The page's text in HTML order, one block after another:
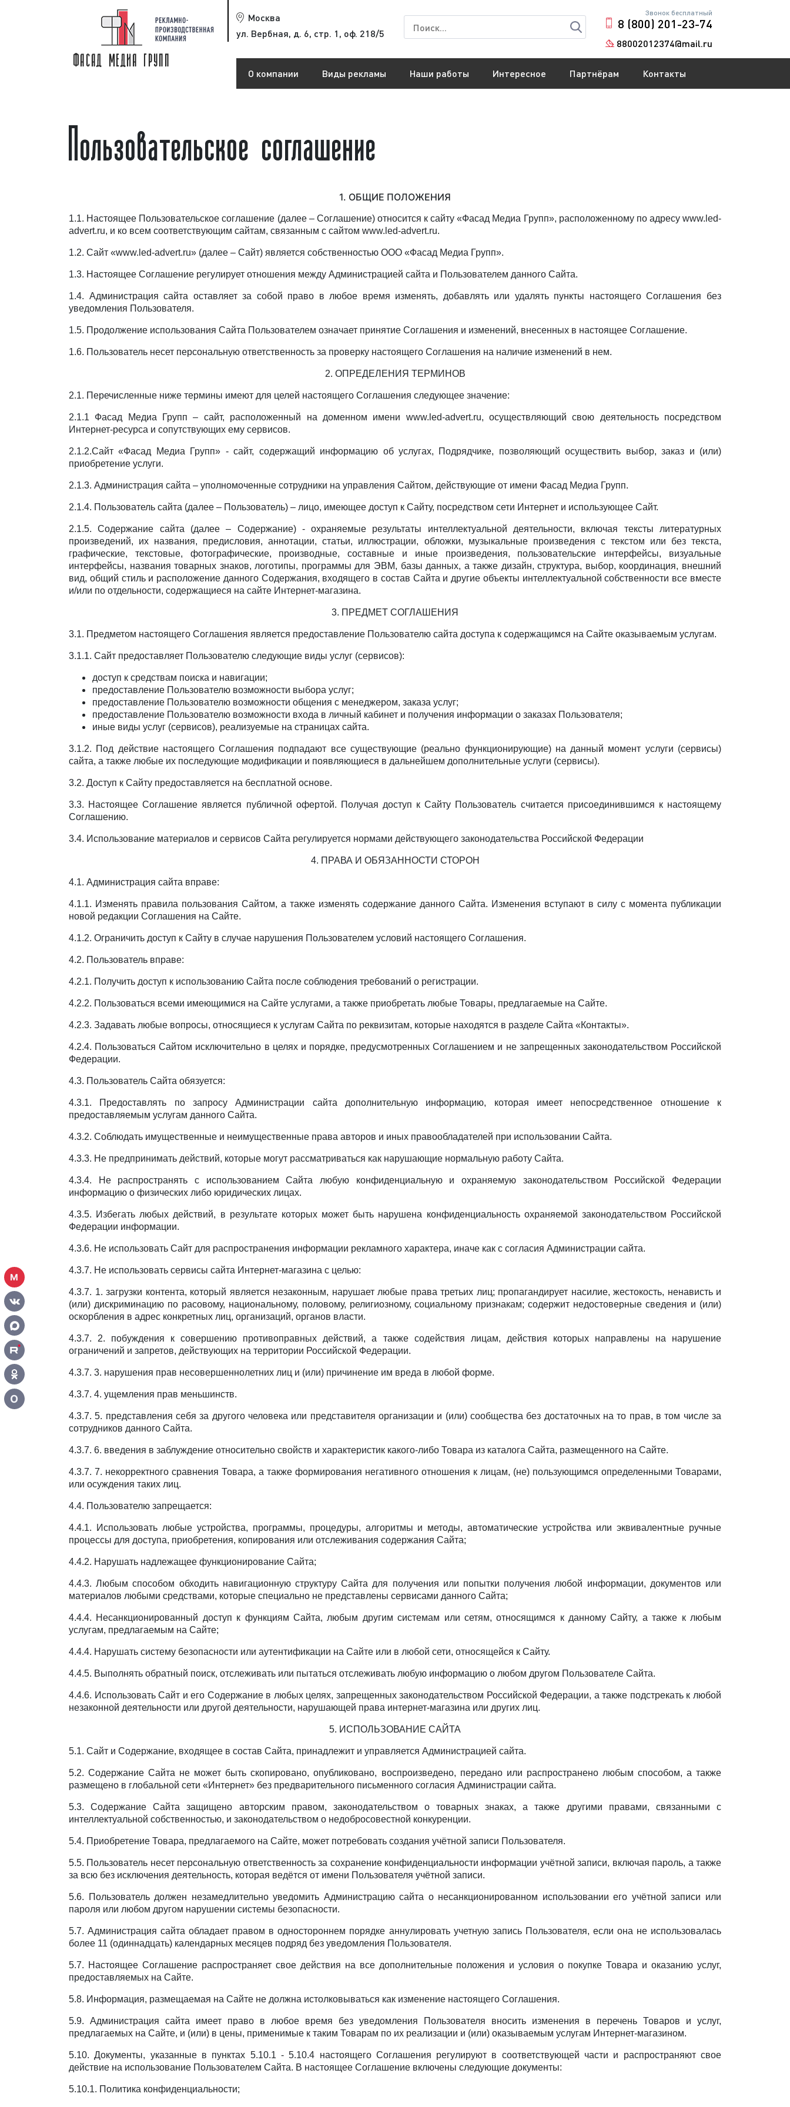
Москва
ул. Вербная, д. 6, стр. 1, оф. 218/5
Звонок бесплатный
8 (800) 201-23-74
88002012374@mail.ru
О компании Виды рекламы Наши работы Интересное Партнёрам Контакты
Пользовательское соглашение
1. ОБЩИЕ ПОЛОЖЕНИЯ
1.1. Настоящее Пользовательское соглашение (далее – Соглашение) относится к сайту «Фасад Медиа Групп», расположенному по адресу www.led-
advert.ru, и ко всем соответствующим сайтам, связанным с сайтом www.led-advert.ru.
1.2. Сайт «www.led-advert.ru» (далее – Сайт) является собственностью ООО «Фасад Медиа Групп».
1.3. Настоящее Соглашение регулирует отношения между Администрацией сайта и Пользователем данного Сайта.
1.4. Администрация сайта оставляет за собой право в любое время изменять, добавлять или удалять пункты настоящего Соглашения без
уведомления Пользователя.
1.5. Продолжение использования Сайта Пользователем означает принятие Соглашения и изменений, внесенных в настоящее Соглашение.
1.6. Пользователь несет персональную ответственность за проверку настоящего Соглашения на наличие изменений в нем.
2. ОПРЕДЕЛЕНИЯ ТЕРМИНОВ
2.1. Перечисленные ниже термины имеют для целей настоящего Соглашения следующее значение:
2.1.1 Фасад Медиа Групп – сайт, расположенный на доменном имени www.led-advert.ru, осуществляющий свою деятельность посредством
Интернет-ресурса и сопутствующих ему сервисов.
2.1.2.Сайт «Фасад Медиа Групп» - сайт, содержащий информацию об услугах, Подрядчике, позволяющий осуществить выбор, заказ и (или)
приобретение услуги.
2.1.3. Администрация сайта – уполномоченные сотрудники на управления Сайтом, действующие от имени Фасад Медиа Групп.
2.1.4. Пользователь сайта (далее – Пользователь) – лицо, имеющее доступ к Сайту, посредством сети Интернет и использующее Сайт.
2.1.5. Содержание сайта (далее – Содержание) - охраняемые результаты интеллектуальной деятельности, включая тексты литературных
произведений, их названия, предисловия, аннотации, статьи, иллюстрации, обложки, музыкальные произведения с текстом или без текста,
графические, текстовые, фотографические, производные, составные и иные произведения, пользовательские интерфейсы, визуальные
интерфейсы, названия товарных знаков, логотипы, программы для ЭВМ, базы данных, а также дизайн, структура, выбор, координация, внешний
вид, общий стиль и расположение данного Содержания, входящего в состав Сайта и другие объекты интеллектуальной собственности все вместе
и/или по отдельности, содержащиеся на сайте Интернет-магазина.
3. ПРЕДМЕТ СОГЛАШЕНИЯ
3.1. Предметом настоящего Соглашения является предоставление Пользователю сайта доступа к содержащимся на Сайте оказываемым услугам.
3.1.1. Сайт предоставляет Пользователю следующие виды услуг (сервисов):
доступ к средствам поиска и навигации;
предоставление Пользователю возможности выбора услуг;
предоставление Пользователю возможности общения с менеджером, заказа услуг;
предоставление Пользователю возможности входа в личный кабинет и получения информации о заказах Пользователя;
иные виды услуг (сервисов), реализуемые на страницах сайта.
3.1.2. Под действие настоящего Соглашения подпадают все существующие (реально функционирующие) на данный момент услуги (сервисы)
сайта, а также любые их последующие модификации и появляющиеся в дальнейшем дополнительные услуги (сервисы).
3.2. Доступ к Сайту предоставляется на бесплатной основе.
3.3. Настоящее Соглашение является публичной офертой. Получая доступ к Сайту Пользователь считается присоединившимся к настоящему
Соглашению.
3.4. Использование материалов и сервисов Сайта регулируется нормами действующего законодательства Российской Федерации
4. ПРАВА И ОБЯЗАННОСТИ СТОРОН
4.1. Администрация сайта вправе:
4.1.1. Изменять правила пользования Сайтом, а также изменять содержание данного Сайта. Изменения вступают в силу с момента публикации
новой редакции Соглашения на Сайте.
4.1.2. Ограничить доступ к Сайту в случае нарушения Пользователем условий настоящего Соглашения.
4.2. Пользователь вправе:
4.2.1. Получить доступ к использованию Сайта после соблюдения требований о регистрации.
4.2.2. Пользоваться всеми имеющимися на Сайте услугами, а также приобретать любые Товары, предлагаемые на Сайте.
4.2.3. Задавать любые вопросы, относящиеся к услугам Сайта по реквизитам, которые находятся в разделе Сайта «Контакты».
4.2.4. Пользоваться Сайтом исключительно в целях и порядке, предусмотренных Соглашением и не запрещенных законодательством Российской
Федерации.
4.3. Пользователь Сайта обязуется:
4.3.1. Предоставлять по запросу Администрации сайта дополнительную информацию, которая имеет непосредственное отношение к
предоставляемым услугам данного Сайта.
4.3.2. Соблюдать имущественные и неимущественные права авторов и иных правообладателей при использовании Сайта.
4.3.3. Не предпринимать действий, которые могут рассматриваться как нарушающие нормальную работу Сайта.
4.3.4. Не распространять с использованием Сайта любую конфиденциальную и охраняемую законодательством Российской Федерации
информацию о физических либо юридических лицах.
4.3.5. Избегать любых действий, в результате которых может быть нарушена конфиденциальность охраняемой законодательством Российской
Федерации информации.
4.3.6. Не использовать Сайт для распространения информации рекламного характера, иначе как с согласия Администрации сайта.
4.3.7. Не использовать сервисы сайта Интернет-магазина с целью:
4.3.7. 1. загрузки контента, который является незаконным, нарушает любые права третьих лиц; пропагандирует насилие, жестокость, ненависть и
(или) дискриминацию по расовому, национальному, половому, религиозному, социальному признакам; содержит недостоверные сведения и (или)
оскорбления в адрес конкретных лиц, организаций, органов власти.
4.3.7. 2. побуждения к совершению противоправных действий, а также содействия лицам, действия которых направлены на нарушение
ограничений и запретов, действующих на территории Российской Федерации.
4.3.7. 3. нарушения прав несовершеннолетних лиц и (или) причинение им вреда в любой форме.
4.3.7. 4. ущемления прав меньшинств.
4.3.7. 5. представления себя за другого человека или представителя организации и (или) сообщества без достаточных на то прав, в том числе за
сотрудников данного Сайта.
4.3.7. 6. введения в заблуждение относительно свойств и характеристик какого-либо Товара из каталога Сайта, размещенного на Сайте.
4.3.7. 7. некорректного сравнения Товара, а также формирования негативного отношения к лицам, (не) пользующимся определенными Товарами,
или осуждения таких лиц.
4.4. Пользователю запрещается:
4.4.1. Использовать любые устройства, программы, процедуры, алгоритмы и методы, автоматические устройства или эквивалентные ручные
процессы для доступа, приобретения, копирования или отслеживания содержания Сайта;
4.4.2. Нарушать надлежащее функционирование Сайта;
4.4.3. Любым способом обходить навигационную структуру Сайта для получения или попытки получения любой информации, документов или
материалов любыми средствами, которые специально не представлены сервисами данного Сайта;
4.4.4. Несанкционированный доступ к функциям Сайта, любым другим системам или сетям, относящимся к данному Сайту, а также к любым
услугам, предлагаемым на Сайте;
4.4.4. Нарушать систему безопасности или аутентификации на Сайте или в любой сети, относящейся к Сайту.
4.4.5. Выполнять обратный поиск, отслеживать или пытаться отслеживать любую информацию о любом другом Пользователе Сайта.
4.4.6. Использовать Сайт и его Содержание в любых целях, запрещенных законодательством Российской Федерации, а также подстрекать к любой
незаконной деятельности или другой деятельности, нарушающей права интернет-магазина или других лиц.
5. ИСПОЛЬЗОВАНИЕ САЙТА
5.1. Сайт и Содержание, входящее в состав Сайта, принадлежит и управляется Администрацией сайта.
5.2. Содержание Сайта не может быть скопировано, опубликовано, воспроизведено, передано или распространено любым способом, а также
размещено в глобальной сети «Интернет» без предварительного письменного согласия Администрации сайта.
5.3. Содержание Сайта защищено авторским правом, законодательством о товарных знаках, а также другими правами, связанными с
интеллектуальной собственностью, и законодательством о недобросовестной конкуренции.
5.4. Приобретение Товара, предлагаемого на Сайте, может потребовать создания учётной записи Пользователя.
5.5. Пользователь несет персональную ответственность за сохранение конфиденциальности информации учётной записи, включая пароль, а также
за всю без исключения деятельность, которая ведётся от имени Пользователя учётной записи.
5.6. Пользователь должен незамедлительно уведомить Администрацию сайта о несанкционированном использовании его учётной записи или
пароля или любом другом нарушении системы безопасности.
5.7. Администрация сайта обладает правом в одностороннем порядке аннулировать учетную запись Пользователя, если она не использовалась
более 11 (одиннадцать) календарных месяцев подряд без уведомления Пользователя.
5.7. Настоящее Соглашение распространяет свое действия на все дополнительные положения и условия о покупке Товара и оказанию услуг,
предоставляемых на Сайте.
5.8. Информация, размещаемая на Сайте не должна истолковываться как изменение настоящего Соглашения.
5.9. Администрация сайта имеет право в любое время без уведомления Пользователя вносить изменения в перечень Товаров и услуг,
предлагаемых на Сайте, и (или) в цены, применимые к таким Товарам по их реализации и (или) оказываемым услугам Интернет-магазином.
5.10. Документы, указанные в пунктах 5.10.1 - 5.10.4 настоящего Соглашения регулируют в соответствующей части и распространяют свое
действие на использование Пользователем Сайта. В настоящее Соглашение включены следующие документы:
5.10.1. Политика конфиденциальности;
М
О